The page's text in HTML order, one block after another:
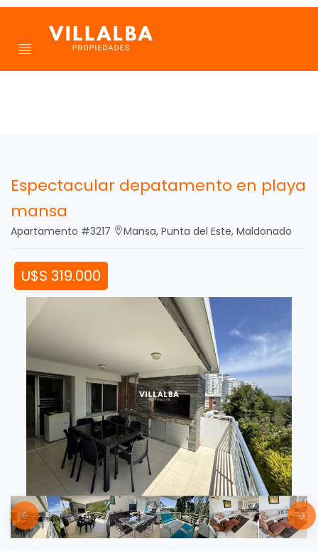
Espectacular depatamento en playa
mansa
Apartamento #3217 Mansa, Punta del Este, Maldonado
U$S 319.000